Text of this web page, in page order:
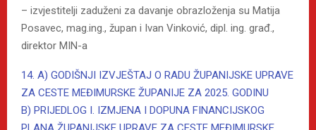
– izvjestitelji zaduženi za davanje obrazloženja su Matija
Posavec, mag.ing., župan i Ivan Vinković, dipl. ing. građ.,
direktor MIN-a
14. A) GODIŠNJI IZVJEŠTAJ O RADU ŽUPANIJSKE UPRAVE
ZA CESTE MEĐIMURSKE ŽUPANIJE ZA 2025. GODINU
B) PRIJEDLOG I. IZMJENA I DOPUNA FINANCIJSKOG